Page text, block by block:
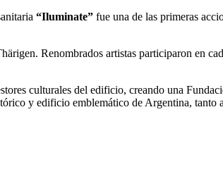
“Iluminate” fue una de las primeras
Renombrados artistas participaron en
culturales del edificio, creando una
y edificio emblemático de Argentina, tanto